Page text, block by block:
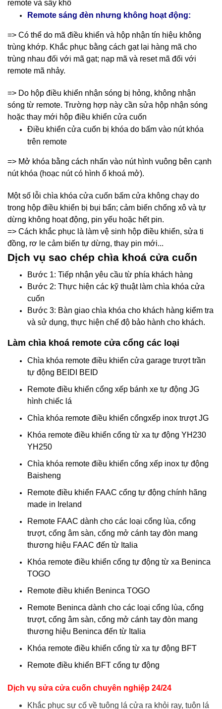
remote và sấy khô
Remote sáng đèn nhưng không hoạt động:
=> Có thể do mã điều khiển và hộp nhận tín hiệu không
trùng khớp. Khắc phục bằng cách gạt lại hàng mã cho
trùng nhau đối với mã gạt; nạp mã và reset mã đối với
remote mã nhảy.
=> Do hộp điều khiển nhận sóng bị hỏng, không nhận
sóng từ remote. Trường hợp này cần sửa hộp nhận sóng
hoặc thay mới hộp điều khiển cửa cuốn
Điều khiển cửa cuốn bị khóa do bấm vào nút khóa
trên remote
=> Mở khóa bằng cách nhấn vào nút hình vuông bên cạnh
nút khóa (hoạc nút có hình ổ khoá mở).
Một số lỗi chìa khóa cửa cuốn bấm cửa không chạy do
trong hộp điều khiển bị bụi bẩn; cảm biến chống xô và tự
dừng không hoạt động, pin yếu hoặc hết pin.
=> Cách khắc phục là làm vệ sinh hộp điều khiển, sửa ti
đồng, rơ le cảm biến tự dừng, thay pin mới...
Dịch vụ sao chép chìa khoá cửa cuốn
Bước 1: Tiếp nhận yêu cầu từ phía khách hàng
Bước 2: Thực hiện các kỹ thuật làm chìa khóa cửa
cuốn
Bước 3: Bàn giao chìa khóa cho khách hàng kiểm tra
và sử dụng, thực hiện chế độ bảo hành cho khách.
Làm chìa khoá remote cửa cổng các loại
Chìa khóa remote điều khiển cửa garage trượt trần
tự động BEIDI BEID
Remote điều khiển cổng xếp bánh xe tự động JG
hình chiếc lá
Chìa khóa remote điều khiển cổngxếp inox trượt JG
Khóa remote điều khiển cổng từ xa tự động YH230
YH250
Chìa khóa remote điều khiển cổng xếp inox tự động
Baisheng
Remote điều khiển FAAC cổng tự động chính hãng
made in Ireland
Remote FAAC dành cho các loại cổng lùa, cổng
trượt, cổng âm sàn, cổng mở cánh tay đòn mang
thương hiệu FAAC đến từ Italia
Khóa remote điều khiển cổng tự động từ xa Beninca
TOGO
Remote điều khiển Beninca TOGO
Remote Beninca dành cho các loại cổng lùa, cổng
trượt, cổng âm sàn, cổng mở cánh tay đòn mang
thương hiệu Beninca đến từ Italia
Khóa remote điều khiển cổng từ xa tự động BFT
Remote điều khiển BFT cổng tự động
Dịch vụ sửa cửa cuốn chuyên nghiệp 24/24
Khắc phục sự cố về tuông lá cửa ra khỏi ray, tuôn lá